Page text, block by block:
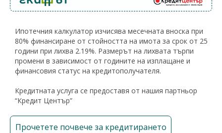
Ипотечния калкулатор изчисява месечната вноска при
80% финансиране от стойността на имота за срок от 25
години при лихва 2.19%. Размерът на лихвата търпи
промени в зависимост от годините на изплащане и
финансовия статус на кредитополучателя.
Кредитната услуга се предоставя от нашия партньор
“Кредит Център”
Прочетете почвече за кредитирането